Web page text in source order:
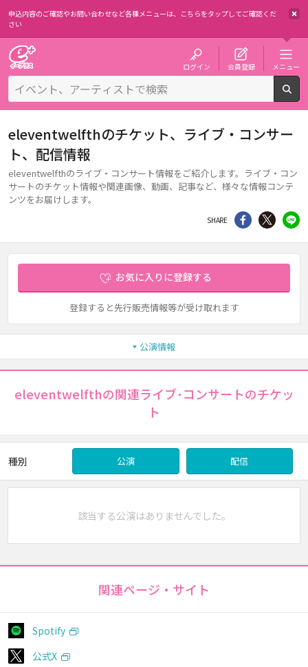
申込内容のご確認やお問い合わせなど各種メニューは、 こちらをタップしてご確認くだ
さい
ログイン 会員登録 メニュー
eleventwelfthのチケット、ライブ・コンサー
ト、配信情報
eleventwelfthのライブ・コンサート情報をご紹介します。ライブ・コン
サートのチケット情報や関連画像、動画、記事など、様々な情報コンテ
ンツをお届けします。
SHARE シェア Twitter
お気に入りに登録する
登録すると先行販売情報等が受け取れます
公演情報
eleventwelfthの関連ライブ･コンサートのチケッ
ト
種別 公演 配信
該当する公演はありませんでした。
関連ページ・サイト
Spotify
公式X